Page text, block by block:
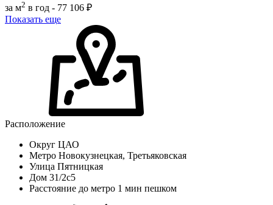
за м2 в год - 77 106 ₽
Показать еще
Расположение
Округ ЦАО
Метро Новокузнецкая, Третьяковская
Улица Пятницкая
Дом 31/2с5
Расстояние до метро 1 мин пешком